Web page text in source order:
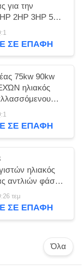
για την
2HP 3HP 5HP
ΣΕ ΕΠΑΦΉ
75kw 90kw
ηλιακός
φάσης 380V
ΣΕ ΕΠΑΦΉ
ηλιακός
αντλιών φάσης
MPPT και
τεμ
ΣΕ ΕΠΑΦΉ
Όλα